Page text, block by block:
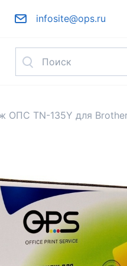
infosite@ops.ru
ОПС TN-135Y для